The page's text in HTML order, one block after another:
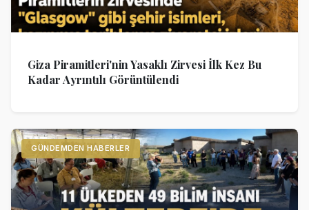
Giza Piramitleri'nin Yasaklı Zirvesi İlk Kez Bu
Kadar Ayrıntılı Görüntülendi
GÜNDEMDEN HABERLER